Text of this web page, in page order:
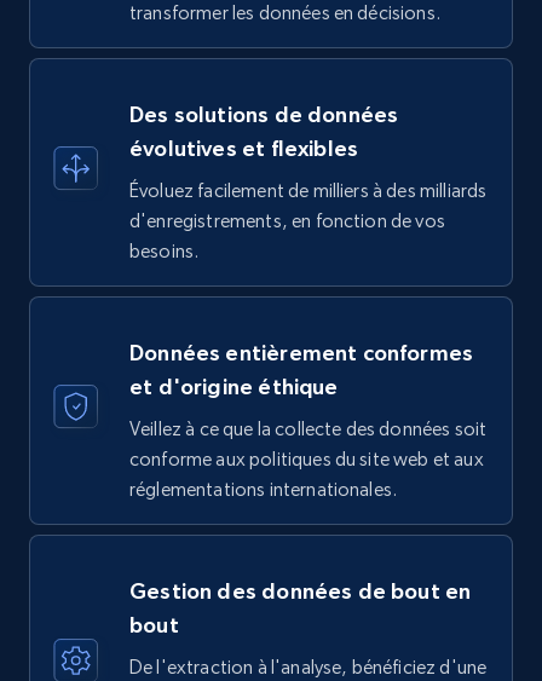
transformer les données en décisions.
Des solutions de données
évolutives et flexibles
Évoluez facilement de milliers à des milliards
d'enregistrements, en fonction de vos
besoins.
Données entièrement conformes
et d'origine éthique
Veillez à ce que la collecte des données soit
conforme aux politiques du site web et aux
réglementations internationales.
Gestion des données de bout en
bout
De l'extraction à l'analyse, bénéficiez d'une